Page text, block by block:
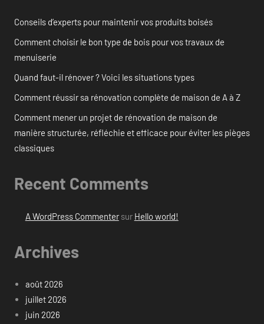
Conseils d’experts pour maintenir vos produits boisés
Comment choisir le bon type de bois pour vos travaux de
menuiserie
Quand faut-il rénover ? Voici les situations types
Comment réussir sa rénovation complète de maison de A à Z
Comment mener un projet de rénovation de maison de
manière structurée, réfléchie et efficace pour éviter les pièges
classiques
Recent Comments
A WordPress Commentersur Hello world!
Archives
août 2026
juillet 2026
juin 2026